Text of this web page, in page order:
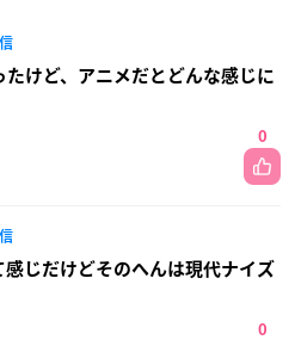
たけど、アニメだとどんな感じに
0
じだけどそのへんは現代ナイズ
0